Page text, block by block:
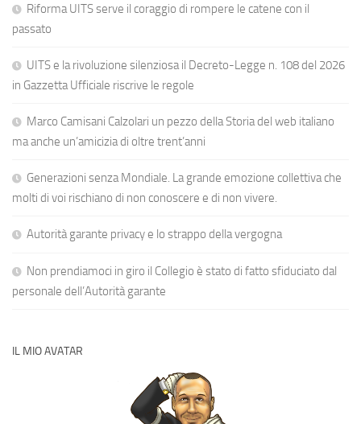
Riforma UITS serve il coraggio di rompere le catene con il
passato
UITS e la rivoluzione silenziosa il Decreto-Legge n. 108 del 2026
in Gazzetta Ufficiale riscrive le regole
Marco Camisani Calzolari un pezzo della Storia del web italiano
ma anche un’amicizia di oltre trent’anni
Generazioni senza Mondiale. La grande emozione collettiva che
molti di voi rischiano di non conoscere e di non vivere.
Autorità garante privacy e lo strappo della vergogna
Non prendiamoci in giro il Collegio è stato di fatto sfiduciato dal
personale dell’Autorità garante
IL MIO AVATAR